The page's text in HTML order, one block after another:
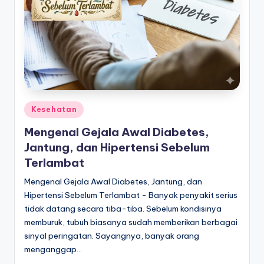
s
P
e
n
g
o
b
a
a
n
S
e
untuk
Indonesia
yang
lebih
ceria.
Posted
in
Kesehatan
Mengenal Gejala Awal Diabetes,
Jantung, dan Hipertensi Sebelum
Terlambat
Mengenal Gejala Awal Diabetes, Jantung, dan
Hipertensi Sebelum Terlambat - Banyak penyakit serius
tidak datang secara tiba-tiba. Sebelum kondisinya
memburuk, tubuh biasanya sudah memberikan berbagai
sinyal peringatan. Sayangnya, banyak orang
menganggap…